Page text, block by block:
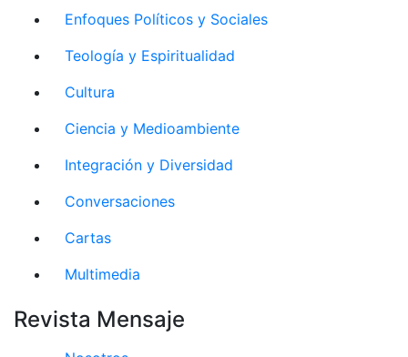
Enfoques Políticos y Sociales
Teología y Espiritualidad
Cultura
Ciencia y Medioambiente
Integración y Diversidad
Conversaciones
Cartas
Multimedia
Revista Mensaje